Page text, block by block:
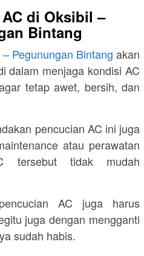
di Oksibil –
Bintang
Pegunungan Bintang akan
dalam menjaga kondisi AC
tetap awet, bersih, dan
pencucian AC ini juga
atau perawatan
tersebut tidak mudah
AC juga harus
juga dengan mengganti
sudah habis.